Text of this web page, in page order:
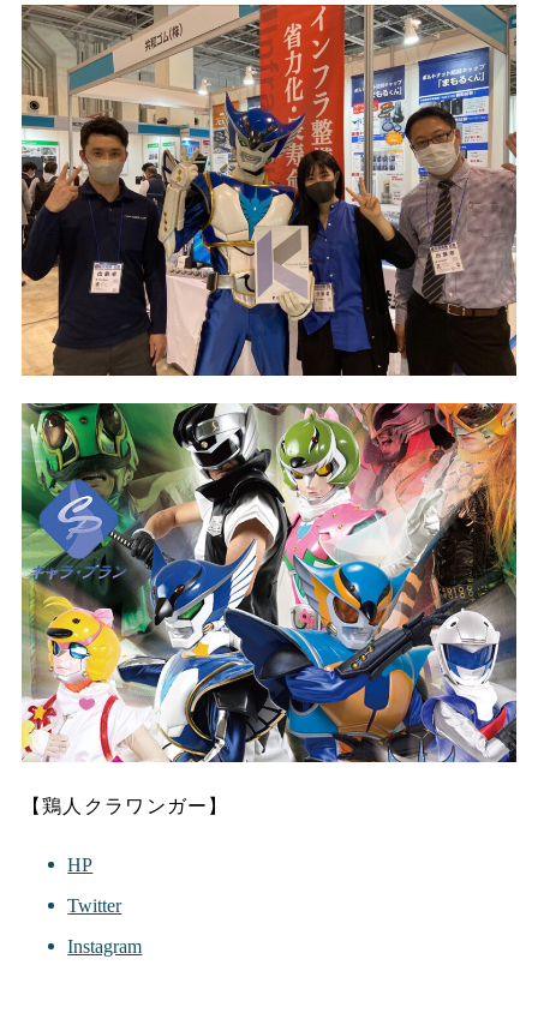
【鶏人クラワンガー】
HP
Twitter
Instagram